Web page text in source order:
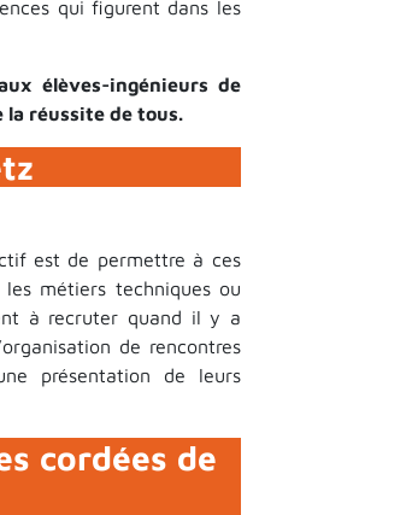
qui figurent dans les
élèves-ingénieurs de
la réussite de tous.
est de permettre à ces
métiers techniques ou
à recruter quand il y a
de rencontres
présentation de leurs
cordées de